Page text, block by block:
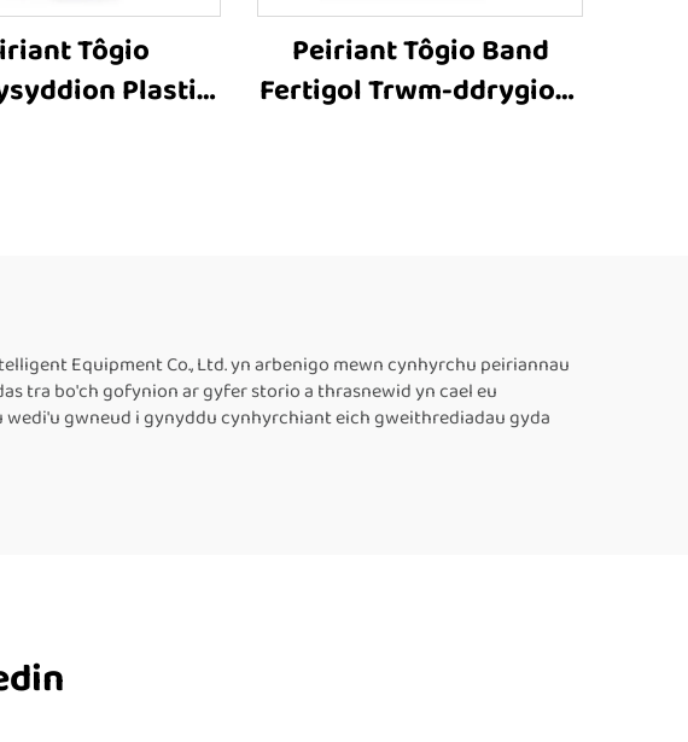
Tôgio
Plastig
Peiriant Tôgio Band
Fertigol Trwm-ddrygioni
Thermol Arweiniol ar
gyfer Pecynu Bwyd
Equipment Co., Ltd. yn arbenigo mewn cynhyrchu peiriannau
tra bo'ch gofynion ar gyfer storio a thrasnewid yn cael eu
gwneud i gynyddu cynhyrchiant eich gweithrediadau gyda